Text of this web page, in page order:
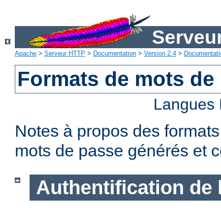
Apache > Serveur HTTP > Documentation > Version 2.4 >
Formats de mots de
Notes à propos des
mots de passe générés et
Authentification de